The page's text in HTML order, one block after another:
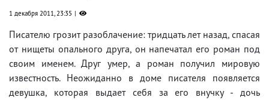
1 декабря 2011, 23:35
Писателю грозит разоблачение: тридцать лет назад, спасая
от нищеты опального друга, он напечатал его роман под
своим именем. Друг умер, а роман получил мировую
известность. Неожиданно в доме писателя появляется
девушка, которая выдает себя за его внучку - дочь